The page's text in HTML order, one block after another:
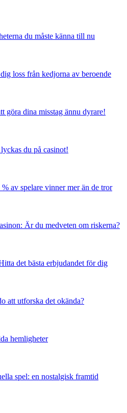
du måste känna till nu
loss från kedjorna av beroende
göra dina misstag ännu dyrare!
du på casinot!
av spelare vinner mer än de tror
Är du medveten om riskerna?
det bästa erbjudandet för dig
att utforska det okända?
hemligheter
spel: en nostalgisk framtid